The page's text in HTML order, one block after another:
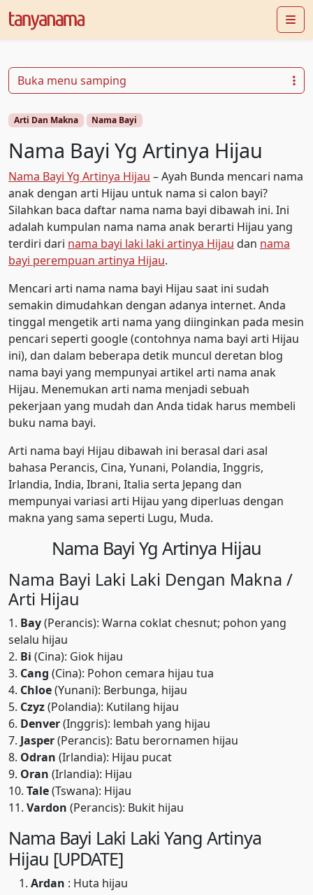
Arti Dan Makna Nama Bayi
Nama Bayi Yg Artinya Hijau
Nama Bayi Yg Artinya Hijau – Ayah Bunda mencari nama
anak dengan arti Hijau untuk nama si calon bayi?
Silahkan baca daftar nama nama bayi dibawah ini. Ini
adalah kumpulan nama nama anak berarti Hijau yang
terdiri dari nama bayi laki laki artinya Hijau dan nama
bayi perempuan artinya Hijau.
Mencari arti nama nama bayi Hijau saat ini sudah
semakin dimudahkan dengan adanya internet. Anda
tinggal mengetik arti nama yang diinginkan pada mesin
pencari seperti google (contohnya nama bayi arti Hijau
ini), dan dalam beberapa detik muncul deretan blog
nama bayi yang mempunyai artikel arti nama anak
Hijau. Menemukan arti nama menjadi sebuah
pekerjaan yang mudah dan Anda tidak harus membeli
buku nama bayi.
Arti nama bayi Hijau dibawah ini berasal dari asal
bahasa Perancis, Cina, Yunani, Polandia, Inggris,
Irlandia, India, Ibrani, Italia serta Jepang dan
mempunyai variasi arti Hijau yang diperluas dengan
makna yang sama seperti Lugu, Muda.
Nama Bayi Yg Artinya Hijau
Nama Bayi Laki Laki Dengan Makna /
Arti Hijau
1. Bay(Perancis): Warna coklat chesnut; pohon yang
selalu hijau
2. Bi (Cina): Giok hijau
3. Cang (Cina): Pohon cemara hijau tua
4. Chloe(Yunani): Berbunga, hijau
5. Czyz(Polandia): Kutilang hijau
6. Denver(Inggris): lembah yang hijau
7. Jasper(Perancis): Batu berornamen hijau
8. Odran (Irlandia): Hijau pucat
9. Oran (Irlandia): Hijau
10. Tale(Tswana): Hijau
11. Vardon (Perancis): Bukit hijau
Nama Bayi Laki Laki Yang Artinya
Hijau [UPDATE]
Ardan : Huta hijau
Buka menu samping